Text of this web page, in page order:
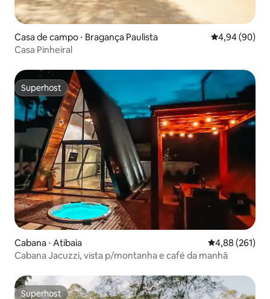
Casa de campo ⋅ Bragança Paulista 4,94 de uma
4,94 (90)
Casa Pinheiral
Superhost
Superhost
Cabana ⋅ Atibaia 4,88 de uma
4,88 (261)
Cabana Jacuzzi, vista p/montanha e café da manhã
Superhost